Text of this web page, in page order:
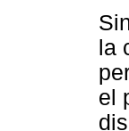
la
el